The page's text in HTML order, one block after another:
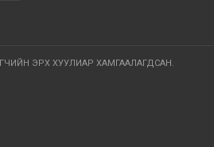
ЭРХ ХУУЛИАР ХАМГААЛАГДСАН.